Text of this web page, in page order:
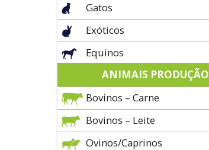
Gatos
Exóticos
Equinos
ANIMAIS PRODUÇÃO
Bovinos – Carne
Bovinos – Leite
Ovinos/Caprinos